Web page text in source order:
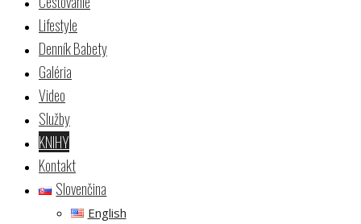
Lifestyle
Denník Babety
Galéria
Video
Služby
KNIHY
Kontakt
Slovenčina
English